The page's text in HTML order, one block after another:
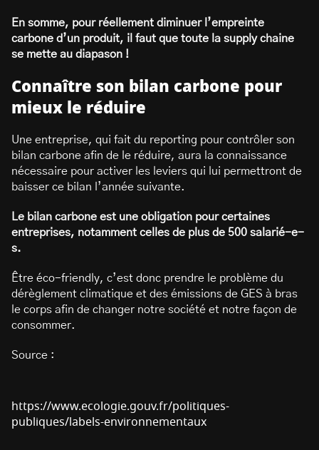
En somme, pour réellement diminuer l’empreinte
carbone d’un produit, il faut que toute la supply chaine
se mette au diapason !
Connaître son bilan carbone pour
mieux le réduire
Une entreprise, qui fait du reporting pour contrôler son
bilan carbone afin de le réduire, aura la connaissance
nécessaire pour activer les leviers qui lui permettront de
baisser ce bilan l’année suivante.
Le bilan carbone est une obligation pour certaines
entreprises, notamment celles de plus de 500 salarié-e-
s.
Être éco-friendly, c’est donc prendre le problème du
dérèglement climatique et des émissions de GES à bras
le corps afin de changer notre société et notre façon de
consommer.
Source :
https://www.ecologie.gouv.fr/politiques-
publiques/labels-environnementaux